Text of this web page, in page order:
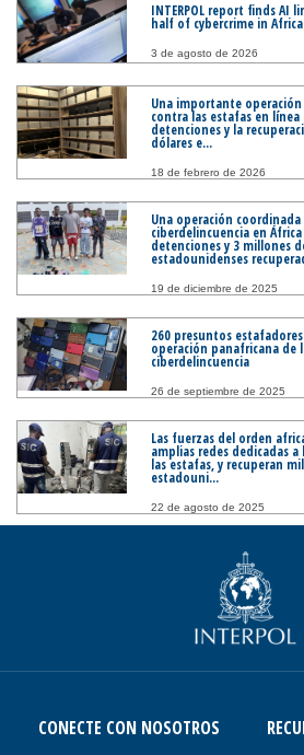
INTERPOL report finds AI
half of cybercrime in Africa
3 de agosto de 2026
Una importante
contra las estafas en línea
detenciones y la
dólares e...
18 de febrero de 2026
Una operación
ciberdelincuencia en
detenciones y 3 millones
estadounidenses
19 de diciembre de 2025
260 presuntos
operación panafricana de
ciberdelincuencia
26 de septiembre de 2025
Las fuerzas del orden
amplias redes dedicadas
las estafas, y recuperan
estadouni...
22 de agosto de 2025
CONECTE CON NOSOTROS